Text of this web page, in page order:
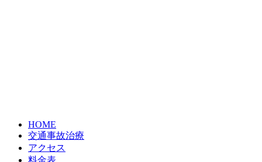
HOME
交通事故治療
アクセス